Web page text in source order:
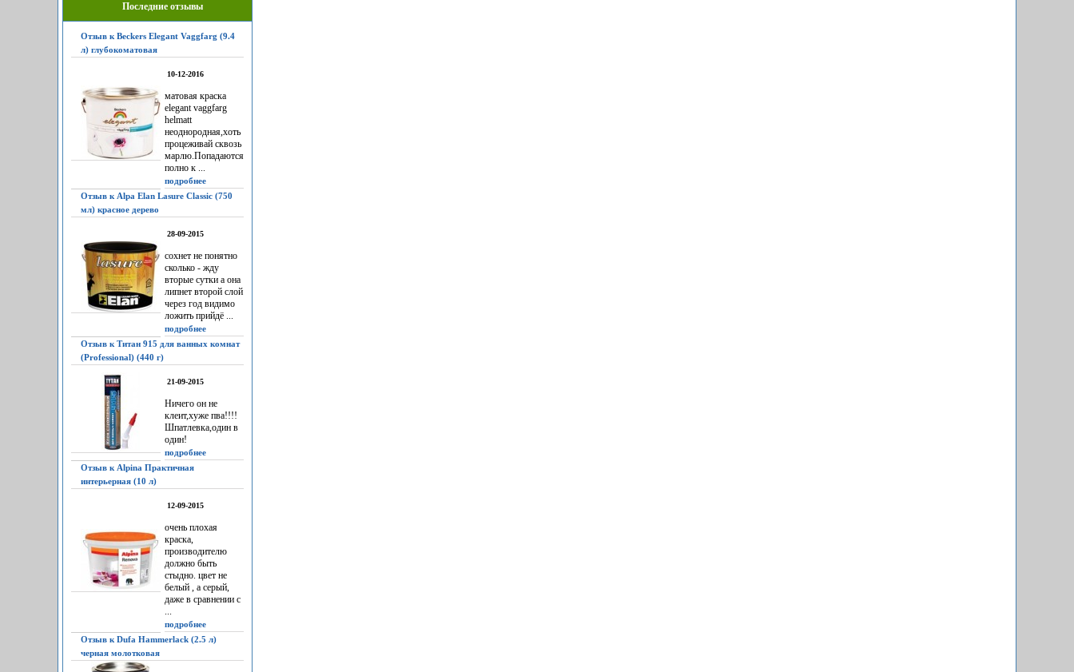
Последние отзывы
Отзыв к Beckers Elegant Vaggfarg (9.4
л) глубокоматовая
10-12-2016
матовая краска
elegant vaggfarg
helmatt
неоднородная,хоть
процеживай сквозь
марлю.Попадаются
полно к ...
подробнее
Отзыв к Alpa Elan Lasure Classic (750
мл) красное дерево
28-09-2015
сохнет не понятно
сколько - жду
вторые сутки а она
липнет второй слой
через год видимо
ложить прийдё ...
подробнее
Отзыв к Титан 915 для ванных комнат
(Professional) (440 г)
21-09-2015
Ничего он не
клеит,хуже пва!!!!
Шпатлевка,один в
один!
подробнее
Отзыв к Alpina Практичная
интерьерная (10 л)
12-09-2015
очень плохая
краска,
производителю
должно быть
стыдно. цвет не
белый , а серый,
даже в сравнении с
...
подробнее
Отзыв к Dufa Hammerlack (2.5 л)
черная молотковая